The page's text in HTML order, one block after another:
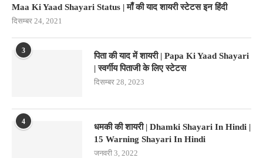
Maa Ki Yaad Shayari Status | माँ की याद शायरी स्टेटस इन हिंदी
दिसम्बर 24, 2021
3
पिता की याद में शायरी | Papa Ki Yaad Shayari
| स्वर्गीय पिताजी के लिए स्टेटस
दिसम्बर 28, 2023
4
धमकी की शायरी | Dhamki Shayari In Hindi |
15 Warning Shayari In Hindi
जनवरी 3, 2022